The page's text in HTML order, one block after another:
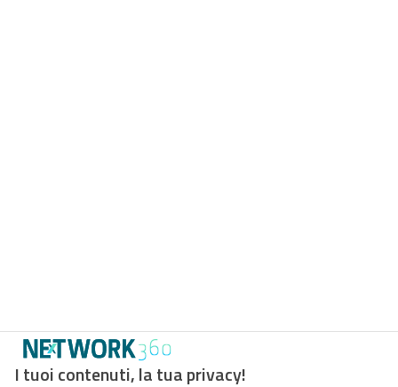
I tuoi contenuti, la tua privacy!